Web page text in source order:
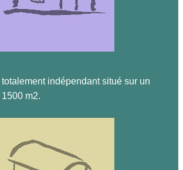
indépendant situé sur un
m2.